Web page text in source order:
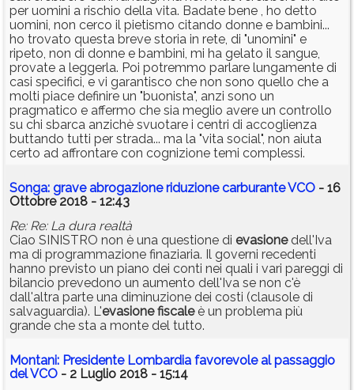
per uomini a rischio della vita. Badate bene , ho detto
uomini, non cerco il pietismo citando donne e bambini...
ho trovato questa breve storia in rete, di "unomini" e
ripeto, non di donne e bambini, mi ha gelato il sangue,
provate a leggerla. Poi potremmo parlare lungamente di
casi specifici, e vi garantisco che non sono quello che a
molti piace definire un "buonista", anzi sono un
pragmatico e affermo che sia meglio avere un controllo
su chi sbarca anzichè svuotare i centri di accoglienza
buttando tutti per strada... ma la "vita social", non aiuta
certo ad affrontare con cognizione temi complessi.
Songa: grave abrogazione riduzione carburante VCO - 16
Ottobre 2018 - 12:43
Re: Re: La dura realtà
Ciao SINISTRO non è una questione di evasionedell'Iva
ma di programmazione finaziaria. Il governi recedenti
hanno previsto un piano dei conti nei quali i vari pareggi di
bilancio prevedono un aumento dell'Iva se non c'è
dall'altra parte una diminuzione dei costi (clausole di
salvaguardia). L'evasione fiscaleè un problema più
grande che sta a monte del tutto.
Montani: Presidente Lombardia favorevole al passaggio
del VCO - 2 Luglio 2018 - 15:14